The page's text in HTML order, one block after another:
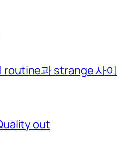
routine과 strange 사
out